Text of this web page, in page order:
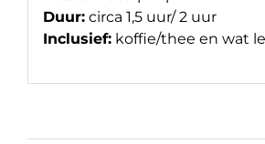
Duur:circa 1,5 uur/ 2 uur
Inclusief:koffie/thee en wat